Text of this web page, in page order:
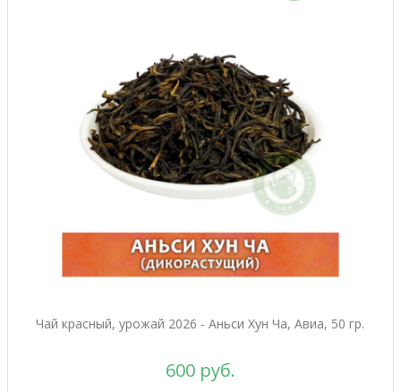
Чай красный, урожай 2026 - Аньси Хун Ча, Авиа, 50 гр.
600 руб.